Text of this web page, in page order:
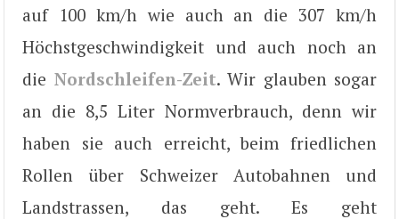
auf 100 km/h wie auch an die 307 km/h
Höchstgeschwindigkeit und auch noch an
die Nordschleifen-Zeit. Wir glauben sogar
an die 8,5 Liter Normverbrauch, denn wir
haben sie auch erreicht, beim friedlichen
Rollen über Schweizer Autobahnen und
Landstrassen, das geht. Es geht